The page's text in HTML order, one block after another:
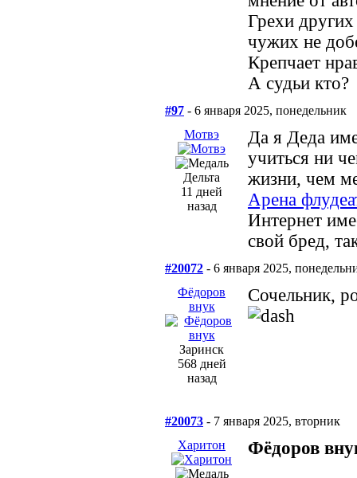
Грехи
чужих не
Крепчает
А судьи кто?
#97 - 6 января 2025, понедельник
Мотвэ
Дельта
11 дней
назад
Да я Деда
учиться ни
жизни, чем
Арена
Интернет
свой бред,
#20072 - 6 января 2025,
Фёдоров
внук
Заринск
568 дней
назад
Сочельник,
#20073 - 7 января 2025, вторник
Харитон
Фёдоров